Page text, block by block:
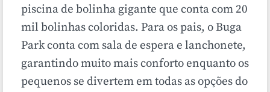
piscina de bolinha gigante que conta com 20
mil bolinhas coloridas. Para os pais, o Buga
Park conta com sala de espera e lanchonete,
garantindo muito mais conforto enquanto os
pequenos se divertem em todas as opções do